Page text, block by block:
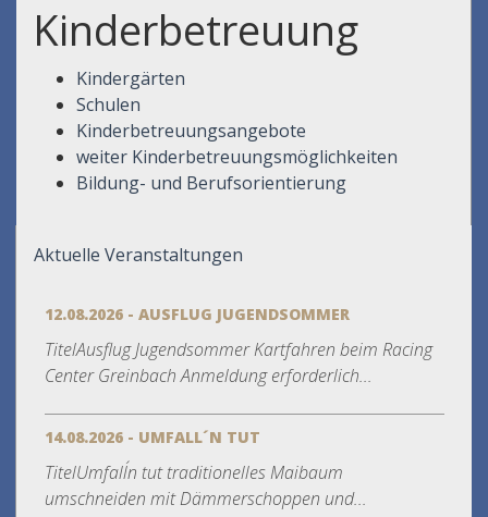
Kinderbetreuung
Kindergärten
Schulen
Kinderbetreuungsangebote
weiter Kinderbetreuungsmöglichkeiten
Bildung- und Berufsorientierung
Aktuelle Veranstaltungen
12.08.2026 - AUSFLUG JUGENDSOMMER
TitelAusflug Jugendsommer Kartfahren beim Racing
Center Greinbach Anmeldung erforderlich...
14.08.2026 - UMFALL´N TUT
TitelUmfall´n tut traditionelles Maibaum
umschneiden mit Dämmerschoppen und...